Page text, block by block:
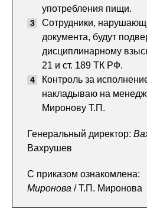
употребления пищи.
Сотрудники,
документа, будут
дисциплинарному
21 и ст. 189 ТК РФ.
Контроль за
накладываю на
Миронову Т.П.
Генеральный директор:
Вахрушев
С приказом ознакомлена:
Миронова / Т.П. Миронова